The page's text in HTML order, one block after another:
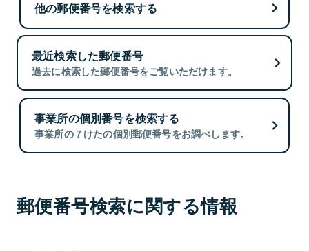
他の郵便番号を検索する
最近検索した郵便番号
過去に検索した郵便番号をご覧いただけます。
事業所の個別番号を検索する
事業所の７けたの個別郵便番号をお調べします。
郵便番号検索に関する情報